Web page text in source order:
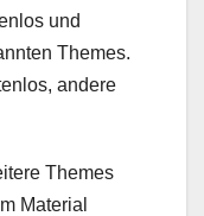
und
Themes.
andere
Themes
Material